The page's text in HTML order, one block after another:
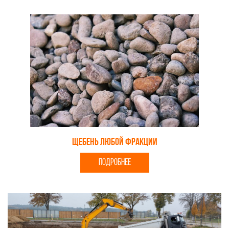
Щебень любой фракции
ПОДРОБНЕЕ